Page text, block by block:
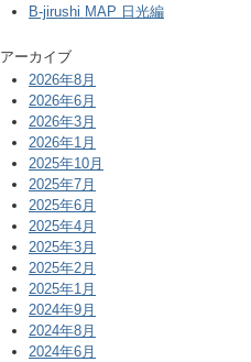
B-jirushi MAP 日光編
アーカイブ
2026年8月
2026年6月
2026年3月
2026年1月
2025年10月
2025年7月
2025年6月
2025年4月
2025年3月
2025年2月
2025年1月
2024年9月
2024年8月
2024年6月